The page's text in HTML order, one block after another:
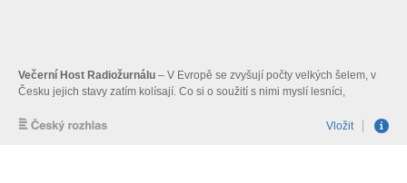
Večerní Host Radiožurnálu – V Evropě se zvyšují počty velkých šelem, v
Česku jejich stavy zatím kolísají. Co si o soužití s nimi myslí lesníci,
Burešová se ptá dokumentaristy Jana Svatoše.
Vložit